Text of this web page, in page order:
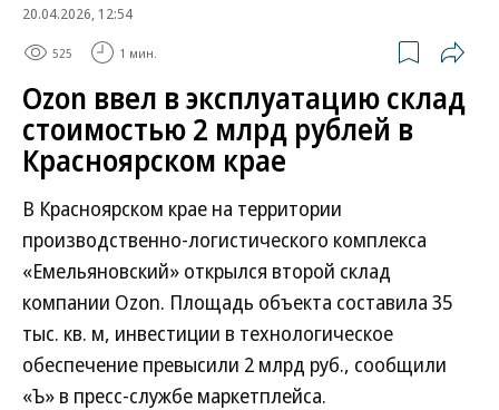
20.04.2026, 12:54
525 1 мин.
Ozon ввел в эксплуатацию склад
стоимостью 2 млрд рублей в
Красноярском крае
В Красноярском крае на территории
производственно-логистического комплекса
«Емельяновский» открылся второй склад
компании Ozon. Площадь объекта составила 35
тыс. кв. м, инвестиции в технологическое
обеспечение превысили 2 млрд руб., сообщили
«Ъ» в пресс-службе маркетплейса.